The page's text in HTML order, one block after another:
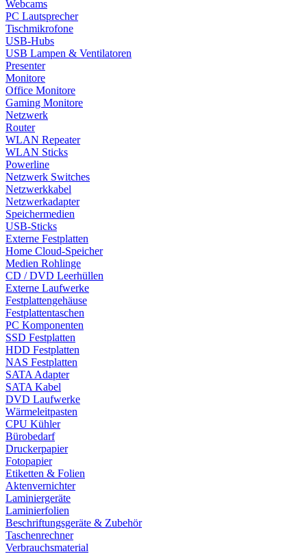
Webcams
PC Lautsprecher
Tischmikrofone
USB-Hubs
USB Lampen & Ventilatoren
Presenter
Monitore
Office Monitore
Gaming Monitore
Netzwerk
Router
WLAN Repeater
WLAN Sticks
Powerline
Netzwerk Switches
Netzwerkkabel
Netzwerkadapter
Speichermedien
USB-Sticks
Externe Festplatten
Home Cloud-Speicher
Medien Rohlinge
CD / DVD Leerhüllen
Externe Laufwerke
Festplattengehäuse
Festplattentaschen
PC Komponenten
SSD Festplatten
HDD Festplatten
NAS Festplatten
SATA Adapter
SATA Kabel
DVD Laufwerke
Wärmeleitpasten
CPU Kühler
Bürobedarf
Druckerpapier
Fotopapier
Etiketten & Folien
Aktenvernichter
Laminiergeräte
Laminierfolien
Beschriftungsgeräte & Zubehör
Taschenrechner
Verbrauchsmaterial